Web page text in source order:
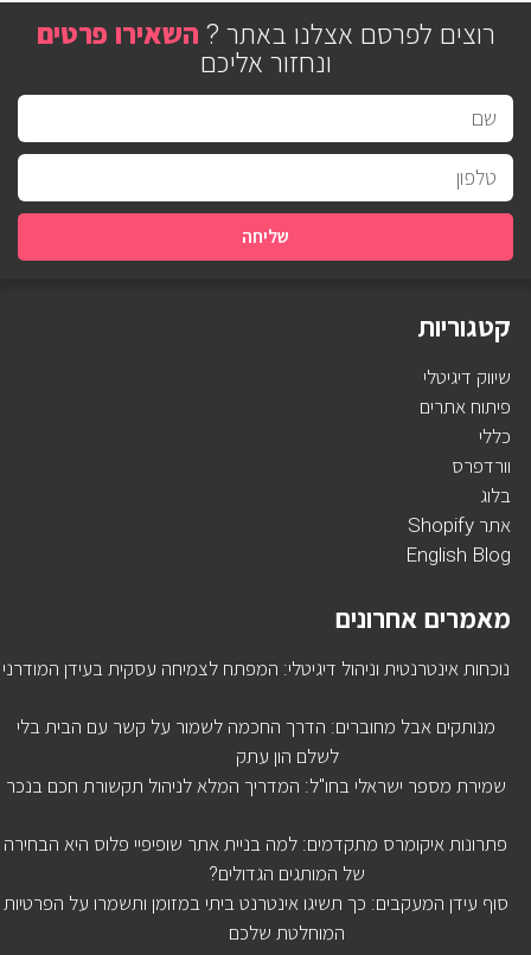
רוצים לפרסם אצלנו באתר ? השאירו פרטים
ונחזור אליכם
שליחה
קטגוריות
שיווק דיגיטלי
פיתוח אתרים
כללי
וורדפרס
בלוג
אתר Shopify
English Blog
מאמרים אחרונים
נוכחות אינטרנטית וניהול דיגיטלי: המפתח לצמיחה עסקית בעידן המודרני
מנותקים אבל מחוברים: הדרך החכמה לשמור על קשר עם הבית בלי
לשלם הון עתק
שמירת מספר ישראלי בחו"ל: המדריך המלא לניהול תקשורת חכם בנכר
פתרונות איקומרס מתקדמים: למה בניית אתר שופיפיי פלוס היא הבחירה
של המותגים הגדולים?
סוף עידן המעקבים: כך תשיגו אינטרנט ביתי במזומן ותשמרו על הפרטיות
המוחלטת שלכם